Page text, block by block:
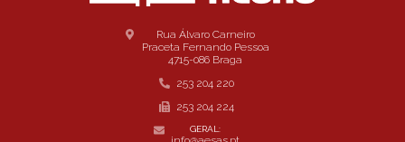
Rua Álvaro Carneiro
Praceta Fernando Pessoa
4715-086 Braga
253 204 220
253 204 224
GERAL: